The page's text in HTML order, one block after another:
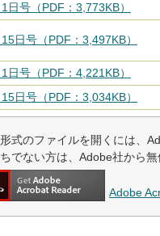
日号（PDF：3,773KB）
日号（PDF：3,497KB）
日号（PDF：4,221KB）
日号（PDF：3,034KB）
式のファイルを開くには、
でない方は、Adobe社から無
Adobe